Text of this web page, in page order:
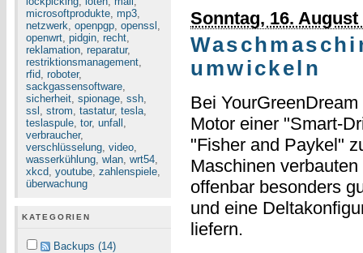
microsoftprodukte, mp3,
netzwerk, openpgp, openssl ,
openwrt, pidgin, recht,
reklamation, reparatur,
restriktionsmanagement,
rfid, roboter,
sackgassensoftware,
sicherheit, spionage, ssh,
ssl , strom, tastatur, tesla,
teslaspule, tor, unfall ,
verbraucher,
verschlüsselung, video,
wasserkühlung, wlan, wrt54,
xkcd, youtube, zahlenspiele,
überwachung
KATEGORIEN
Backups (14)
Sonntag, 16. August
umwickeln
Bei YourGreenDream
Motor einer "Smart-
"Fisher and Paykel"
Maschinen
offenbar besonders
und eine
liefern.